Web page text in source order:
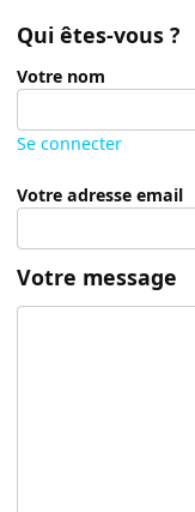
Qui êtes-vous ?
Votre nom
Se connecter
Votre adresse email
Votre message